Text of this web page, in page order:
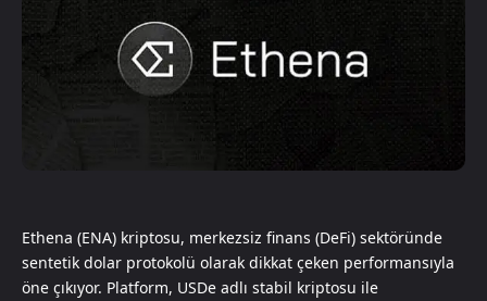
Ethena (ENA) kriptosu, merkezsiz finans (DeFi) sektöründe
sentetik dolar protokolü olarak dikkat çeken performansıyla
öne çıkıyor. Platform, USDe adlı stabil kriptosu ile